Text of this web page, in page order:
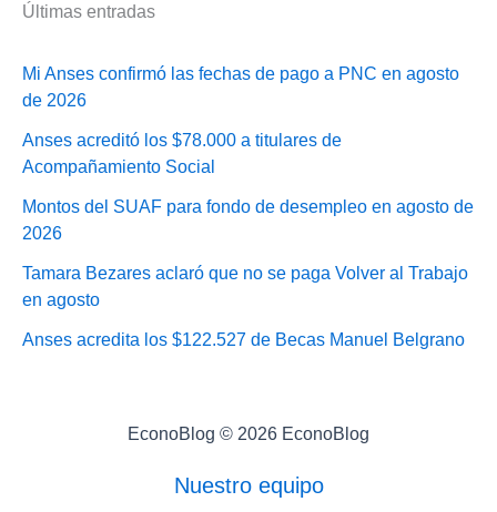
Últimas entradas
Mi Anses confirmó las fechas de pago a PNC en agosto
de 2026
Anses acreditó los $78.000 a titulares de
Acompañamiento Social
Montos del SUAF para fondo de desempleo en agosto de
2026
Tamara Bezares aclaró que no se paga Volver al Trabajo
en agosto
Anses acredita los $122.527 de Becas Manuel Belgrano
EconoBlog © 2026 EconoBlog
Nuestro equipo